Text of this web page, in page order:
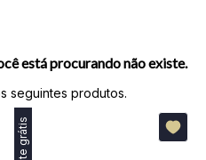
está procurando não existe.
seguintes produtos.
Frete grátis